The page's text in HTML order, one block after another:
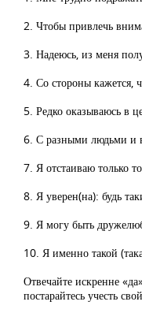
2. Чтобы привлечь
3. Надеюсь, из меня
4. Со стороны кажется,
5. Редко оказываюсь в
6. С разными людьми и
7. Я отстаиваю только
8. Я уверен(на): будь
9. Я могу быть
10. Я именно такой
Отвечайте искренне
постарайтесь учесть